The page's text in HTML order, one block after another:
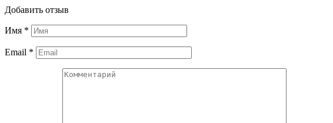
Добавить отзыв
Имя *
Email *